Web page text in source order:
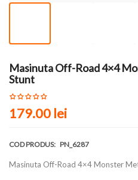
Masinuta Off-Road 4×4
Stunt
179.00 lei
COD PRODUS: PN_6287
Masinuta Off-Road 4×4 Monster